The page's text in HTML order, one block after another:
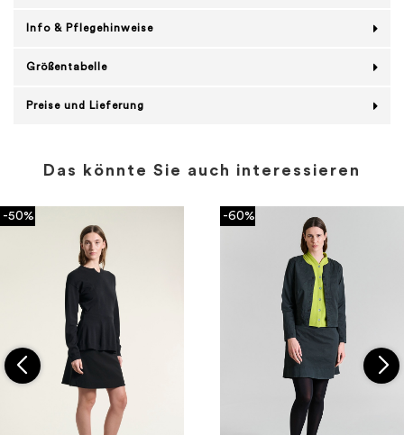
Info & Pflegehinweise
Größentabelle
Preise und Lieferung
Das könnte Sie auch interessieren
-50% -60%